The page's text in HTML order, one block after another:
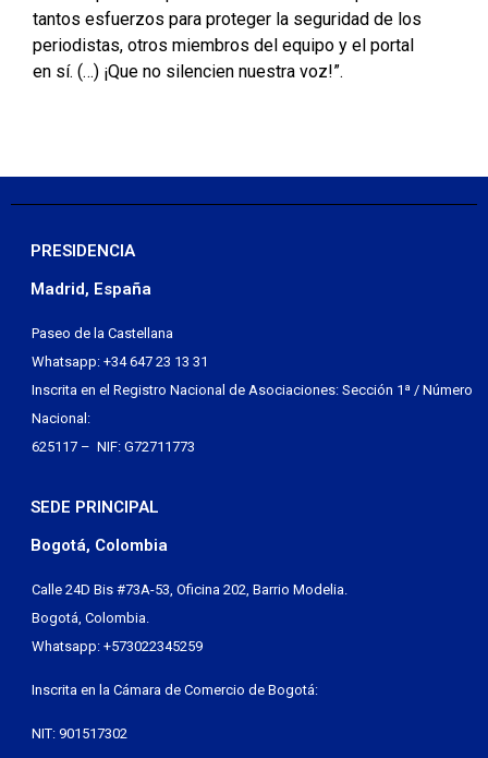
tantos esfuerzos para proteger la seguridad de los
periodistas, otros miembros del equipo y el portal
en sí. (…) ¡Que no silencien nuestra voz!”.
PRESIDENCIA
Madrid, España
Paseo de la Castellana
Whatsapp: +34 647 23 13 31
Inscrita en el Registro Nacional de Asociaciones: Sección 1ª / Número
Nacional:
625117 – NIF: G72711773
SEDE PRINCIPAL
Bogotá, Colombia
Calle 24D Bis #73A-53, Oficina 202, Barrio Modelia.
Bogotá, Colombia.
Whatsapp: +573022345259
Inscrita en la Cámara de Comercio de Bogotá:
NIT: 901517302